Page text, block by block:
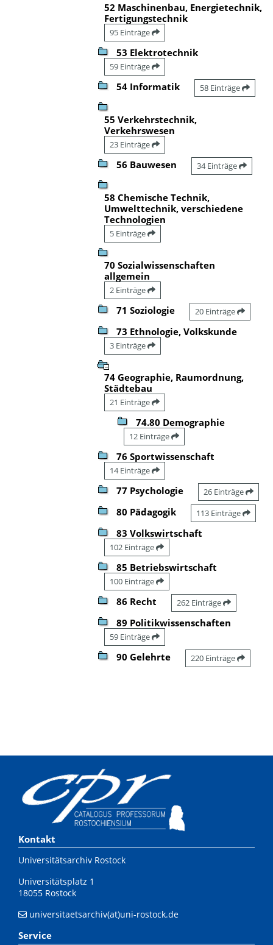
52 Maschinenbau, Energietechnik,
Fertigungstechnik
95 Einträge
53 Elektrotechnik
59 Einträge
54 Informatik 58 Einträge
55 Verkehrstechnik,
Verkehrswesen
23 Einträge
56 Bauwesen 34 Einträge
58 Chemische Technik,
Umwelttechnik, verschiedene
Technologien
5 Einträge
70 Sozialwissenschaften
allgemein
2 Einträge
71 Soziologie 20 Einträge
73 Ethnologie, Volkskunde
3 Einträge
74 Geographie, Raumordnung,
Städtebau
21 Einträge
74.80 Demographie
12 Einträge
76 Sportwissenschaft
14 Einträge
77 Psychologie 26 Einträge
80 Pädagogik 113 Einträge
83 Volkswirtschaft
102 Einträge
85 Betriebswirtschaft
100 Einträge
86 Recht 262 Einträge
89 Politikwissenschaften
59 Einträge
90 Gelehrte 220 Einträge
Kontakt
Universitätsarchiv Rostock
Universitätsplatz 1
18055 Rostock
universitaetsarchiv(at)uni-rostock.de
Service